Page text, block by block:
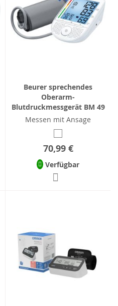
Beurer sprechendes
Oberarm-
Blutdruckmessgerät BM 49
Messen mit Ansage
70,99 €
Verfügbar